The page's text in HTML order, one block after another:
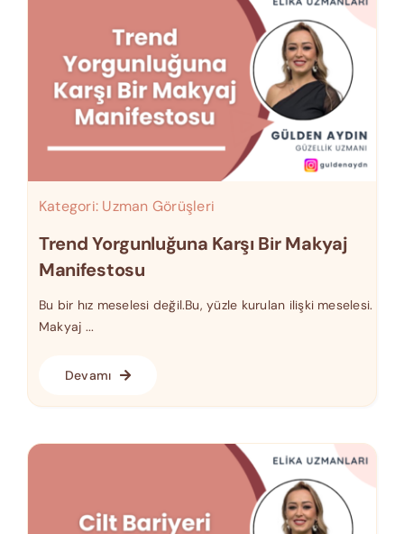
Kategori: Uzman Görüşleri
Trend Yorgunluğuna Karşı Bir Makyaj
Manifestosu
Bu bir hız meselesi değil.Bu, yüzle kurulan ilişki meselesi.
Makyaj ...
Devamı